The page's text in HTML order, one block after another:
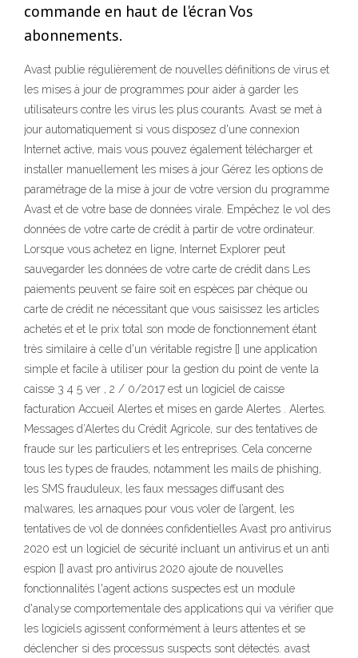
commande en haut de l'écran Vos
abonnements.
Avast publie régulièrement de nouvelles définitions de virus et
les mises à jour de programmes pour aider à garder les
utilisateurs contre les virus les plus courants. Avast se met à
jour automatiquement si vous disposez d'une connexion
Internet active, mais vous pouvez également télécharger et
installer manuellement les mises à jour Gérez les options de
paramétrage de la mise à jour de votre version du programme
Avast et de votre base de données virale. Empêchez le vol des
données de votre carte de crédit à partir de votre ordinateur.
Lorsque vous achetez en ligne, Internet Explorer peut
sauvegarder les données de votre carte de crédit dans Les
paiements peuvent se faire soit en espèces par chèque ou
carte de crédit ne nécessitant que vous saisissez les articles
achetés et et le prix total son mode de fonctionnement étant
très similaire à celle d'un véritable registre [] une application
simple et facile à utiliser pour la gestion du point de vente la
caisse 3 4 5 ver , 2 / 0/2017 est un logiciel de caisse
facturation Accueil Alertes et mises en garde Alertes . Alertes.
Messages d’Alertes du Crédit Agricole, sur des tentatives de
fraude sur les particuliers et les entreprises. Cela concerne
tous les types de fraudes, notamment les mails de phishing,
les SMS frauduleux, les faux messages diffusant des
malwares, les arnaques pour vous voler de l’argent, les
tentatives de vol de données confidentielles Avast pro antivirus
2020 est un logiciel de sécurité incluant un antivirus et un anti
espion [] avast pro antivirus 2020 ajoute de nouvelles
fonctionnalités l'agent actions suspectes est un module
d'analyse comportementale des applications qui va vérifier que
les logiciels agissent conformément à leurs attentes et se
déclencher si des processus suspects sont détectés. avast